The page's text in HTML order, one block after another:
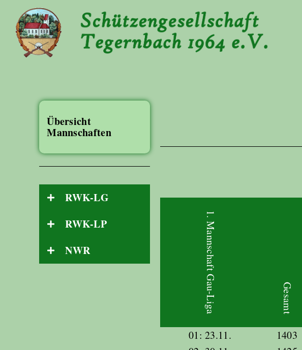
Übersicht
Mannschaften
RWK-LG
RWK-LP
NWR
1. Mannschaft Gau-Liga Gesamt
01: 23.11. 1403